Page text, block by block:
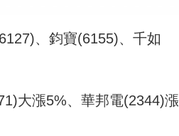
、鈞寶(6155)、千如
大漲5%、華邦電(2344)漲